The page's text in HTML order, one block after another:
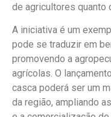
de agricultores quanto
A iniciativa é um
pode se traduzir em
promovendo a
agrícolas. O
casca poderá ser um
da região, ampliando